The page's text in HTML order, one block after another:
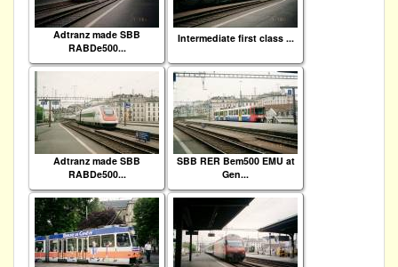
Adtranz made SBB
RABDe500...
Intermediate first class ...
Adtranz made SBB
RABDe500...
SBB RER Bem500 EMU at
Gen...